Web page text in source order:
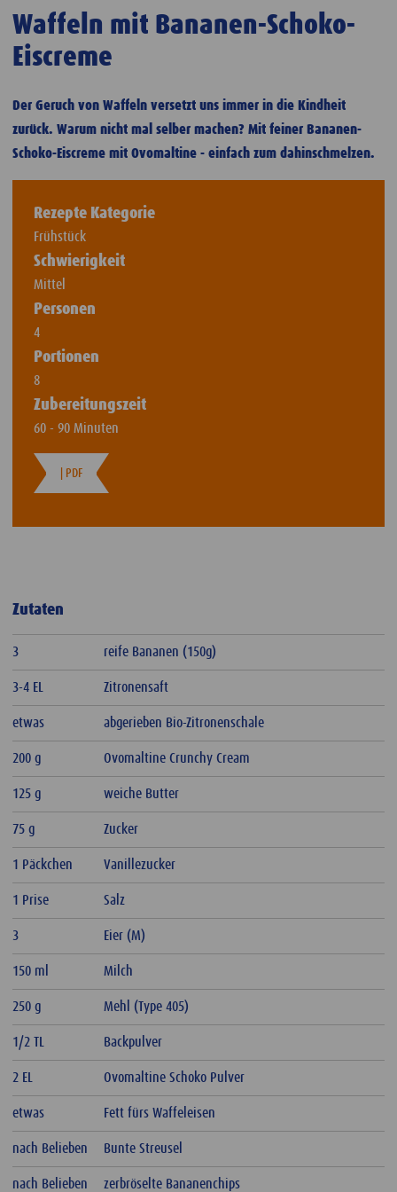
Waffeln mit Bananen-Schoko-
Eiscreme
Der Geruch von Waffeln versetzt uns immer in die Kindheit
zurück. Warum nicht mal selber machen? Mit feiner Bananen-
Schoko-Eiscreme mit Ovomaltine - einfach zum dahinschmelzen.
Rezepte Kategorie
Frühstück
Schwierigkeit
Mittel
Personen
4
Portionen
8
Zubereitungszeit
60 - 90 Minuten
| PDF
Zutaten
3 reife Bananen (150g)
3-4 EL Zitronensaft
etwas abgerieben Bio-Zitronenschale
200 g Ovomaltine Crunchy Cream
125 g weiche Butter
75 g Zucker
1 Päckchen Vanillezucker
1 Prise Salz
3 Eier (M)
150 ml Milch
250 g Mehl (Type 405)
1/2 TL Backpulver
2 EL Ovomaltine Schoko Pulver
etwas Fett fürs Waffeleisen
nach Belieben Bunte Streusel
nach Belieben zerbröselte Bananenchips